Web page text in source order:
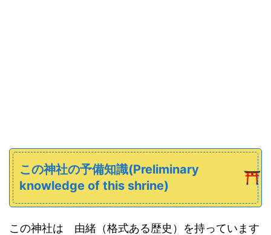
この神社の予備知識(Preliminary
knowledge of this shrine)
この神社は 由緒（格式ある歴史）を持っています